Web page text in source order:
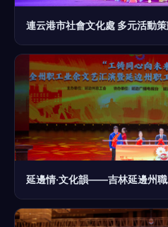
連云港市社會文化處 多元活動